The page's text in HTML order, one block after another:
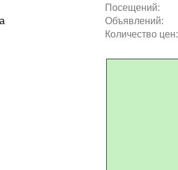
Посещений:
Объявлений:
Количество цен: